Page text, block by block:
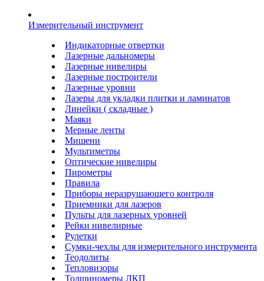
Измерительный инструмент
Индикаторные отвертки
Лазерные дальномеры
Лазерные нивелиры
Лазерные построители
Лазерные уровни
Лазеры для укладки плитки и ламинатов
Линейки ( складные )
Маяки
Мерные ленты
Мишени
Мультиметры
Оптические нивелиры
Пирометры
Правила
Приборы неразрушающего контроля
Приемники для лазеров
Пульты для лазерных уровней
Рейки нивелирные
Рулетки
Сумки-чехлы для измерительного инструмента
Теодолиты
Тепловизоры
Толщиномеры ЛКП